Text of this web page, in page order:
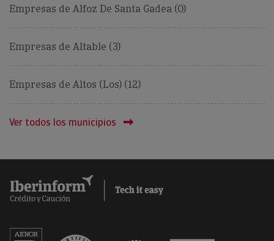
Empresas de Alfoz De Santa Gadea (0)
Empresas de Altable (3)
Empresas de Altos (Los) (12)
Ver todos los municipios